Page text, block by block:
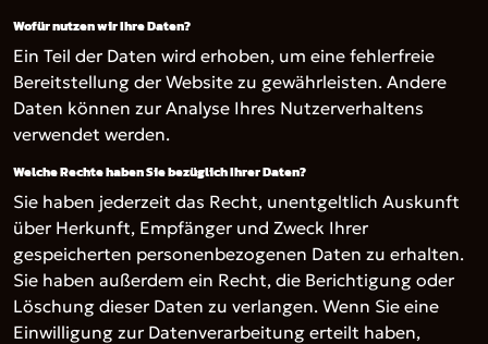
Wofür nutzen wir Ihre Daten?
Ein Teil der Daten wird erhoben, um eine fehlerfreie
Bereitstellung der Website zu gewährleisten. Andere
Daten können zur Analyse Ihres Nutzerverhaltens
verwendet werden.
Welche Rechte haben Sie bezüglich Ihrer Daten?
Sie haben jederzeit das Recht, unentgeltlich Auskunft
über Herkunft, Empfänger und Zweck Ihrer
gespeicherten personenbezogenen Daten zu erhalten.
Sie haben außerdem ein Recht, die Berichtigung oder
Löschung dieser Daten zu verlangen. Wenn Sie eine
Einwilligung zur Datenverarbeitung erteilt haben,